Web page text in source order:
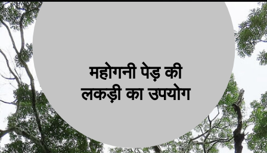
महोगनी पेड़ की
लकड़ी का उपयोग